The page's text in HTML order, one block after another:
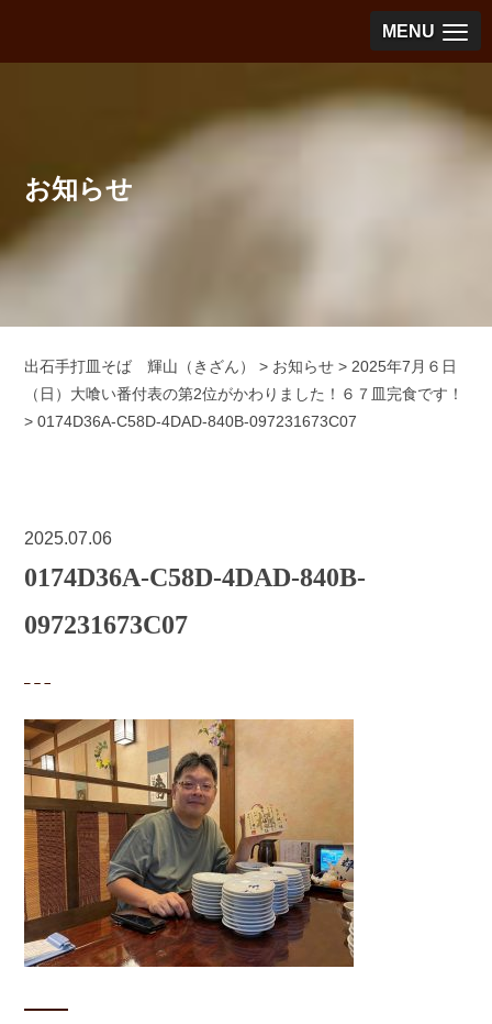
MENU
お知らせ
出石手打皿そば 輝山（きざん） > お知らせ > 2025年7月６日
（日）大喰い番付表の第2位がかわりました！６７皿完食です！
>0174D36A-C58D-4DAD-840B-097231673C07
2025.07.06
0174D36A-C58D-4DAD-840B-
097231673C07